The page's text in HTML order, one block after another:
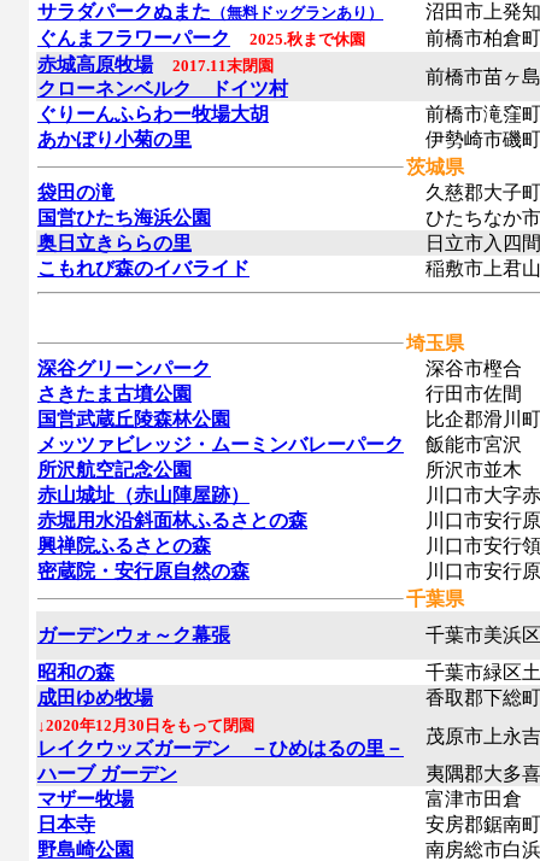
サラダパークぬまた （無料ドッグランあり）
沼田市上発
ぐんまフラワーパーク
2025.秋まで休園
前橋市柏倉町
赤城高原牧場
2017.11末閉園
クローネンベルク ドイツ村
前橋市苗ヶ
ぐりーんふらわー牧場大胡
前橋市滝窪町
あかぼり小菊の里
伊勢崎市磯町
茨城県
袋田の滝
久慈郡大子
国営ひたち海浜公園
ひたちなか
奥日立きららの里
日立市入四
こもれび森のイバライド
稲敷市上君山
埼玉県
深谷グリーンパーク
深谷市樫合
さきたま古墳公園
行田市佐間
国営武蔵丘陵森林公園
比企郡滑川
メッツァビレッジ・ムーミンバレーパーク
飯能市宮沢
所沢航空記念公園
所沢市並木
赤山城址（赤山陣屋跡）
川口市大字
赤堀用水沿斜面林ふるさとの森
川口市安行原
興禅院ふるさとの森
川口市安行
密蔵院・安行原自然の森
川口市安行原
千葉県
ガーデンウォ～ク幕張
千葉市美浜
昭和の森
千葉市緑区
成田ゆめ牧場
香取郡下総
↓2020年12月30日をもって閉園
レイクウッズガーデン －ひめはるの里－
茂原市上永吉
ハーブ ガーデン
夷隅郡大多
マザー牧場
富津市田倉
日本寺
安房郡鋸南町
野島崎公園
南房総市白